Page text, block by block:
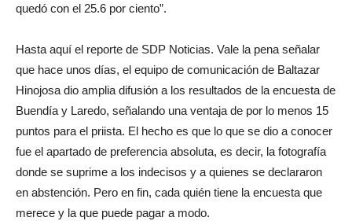
quedó con el 25.6 por ciento”.
Hasta aquí el reporte de SDP Noticias. Vale la pena señalar
que hace unos días, el equipo de comunicación de Baltazar
Hinojosa dio amplia difusión a los resultados de la encuesta de
Buendía y Laredo, señalando una ventaja de por lo menos 15
puntos para el priista. El hecho es que lo que se dio a conocer
fue el apartado de preferencia absoluta, es decir, la fotografía
donde se suprime a los indecisos y a quienes se declararon
en abstención. Pero en fin, cada quién tiene la encuesta que
merece y la que puede pagar a modo.